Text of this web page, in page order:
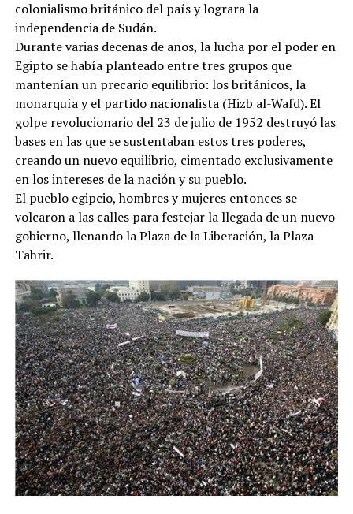
colonialismo británico del país y lograra la
independencia de Sudán.
Durante varias decenas de años, la lucha por el poder en
Egipto se había planteado entre tres grupos que
mantenían un precario equilibrio: los británicos, la
monarquía y el partido nacionalista (Hizb al-Wafd). El
golpe revolucionario del 23 de julio de 1952 destruyó las
bases en las que se sustentaban estos tres poderes,
creando un nuevo equilibrio, cimentado exclusivamente
en los intereses de la nación y su pueblo.
El pueblo egipcio, hombres y mujeres entonces se
volcaron a las calles para festejar la llegada de un nuevo
gobierno, llenando la Plaza de la Liberación, la Plaza
Tahrir.